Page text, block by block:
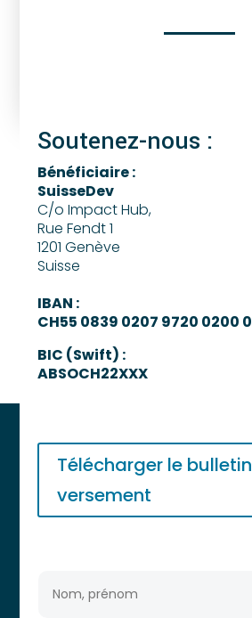
Soutenez-nous :
Bénéficiaire :
SuisseDev
C/o Impact Hub,
Rue Fendt 1
1201 Genève
Suisse
IBAN :
CH55 0839 0207 9720 0200 0
BIC (Swift) :
ABSOCH22XXX
Télécharger le
versement